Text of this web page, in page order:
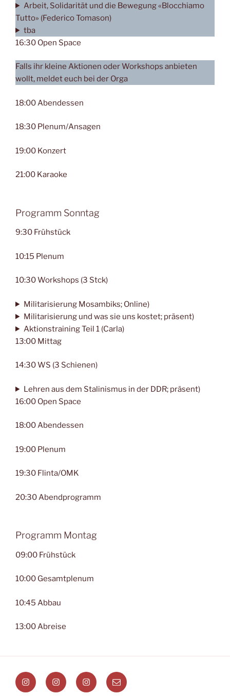
Arbeit, Solidarität und die Bewegung «Blocchiamo
Tutto» (Federico Tomason)
tba
16:30 Open Space
Falls ihr kleine Aktionen oder Workshops anbieten
wollt, meldet euch bei der Orga
18:00 Abendessen
18:30 Plenum/Ansagen
19:00 Konzert
21:00 Karaoke
Programm Sonntag
9:30 Frühstück
10:15 Plenum
10:30 Workshops (3 Stck)
Militarisierung Mosambiks; Online)
Militarisierung und was sie uns kostet; präsent)
Aktionstraining Teil 1 (Carla)
13:00 Mittag
14:30 WS (3 Schienen)
Lehren aus dem Stalinismus in der DDR; präsent)
16:00 Open Space
18:00 Abendessen
19:00 Plenum
19:30 Flinta/OMK
20:30 Abendprogramm
Programm Montag
09:00 Frühstück
10:00 Gesamtplenum
10:45 Abbau
13:00 Abreise
Instagram
–
Instagram
–
Instagram
–
E-
Mail